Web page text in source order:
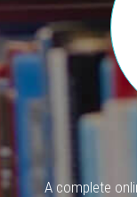
A complete